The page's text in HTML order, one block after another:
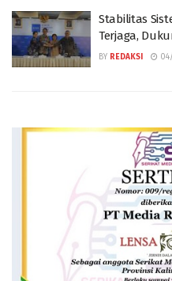
Stabilitas
Terjaga,
BY REDAKSI